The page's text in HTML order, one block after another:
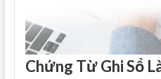
Chứng Từ Ghi Sổ